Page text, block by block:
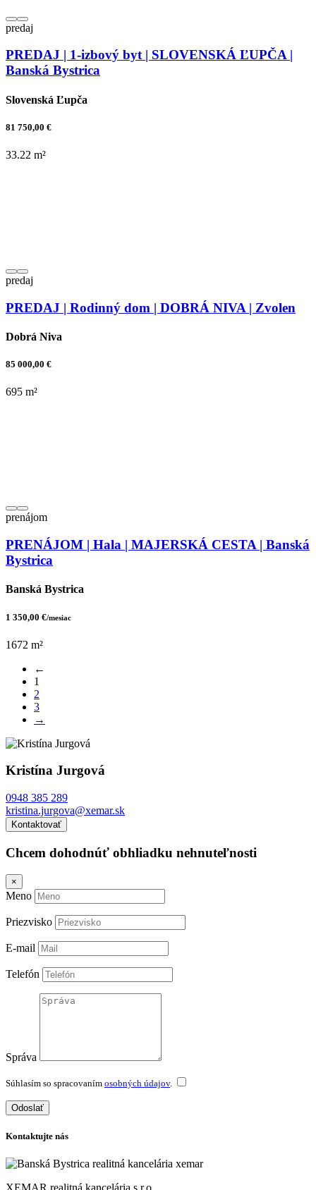
predaj
PREDAJ | 1-izbový byt | SLOVENSKÁ ĽUPČA |
Banská Bystrica
Slovenská Ľupča
81 750,00 €
33.22 m²
predaj
PREDAJ | Rodinný dom | DOBRÁ NIVA | Zvolen
Dobrá Niva
85 000,00 €
695 m²
prenájom
PRENÁJOM | Hala | MAJERSKÁ CESTA | Banská
Bystrica
Banská Bystrica
1 350,00 €/mesiac
1672 m²
←
1
2
3
→
Kristína Jurgová
0948 385 289
kristina.jurgova@xemar.sk
Kontaktovať
Chcem dohodnúť obhliadku nehnuteľnosti
×
Meno
Priezvisko
E-mail
Telefón
Správa
Súhlasím so spracovaním osobných údajov.
Odoslať
Kontaktujte nás
XEMAR realitná kancelária s.r.o.